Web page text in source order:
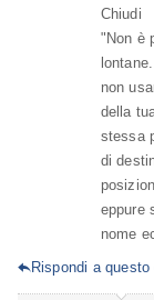
Chiudi
"Non è
non
della
stessa
di
eppure
nome
Rispondi a